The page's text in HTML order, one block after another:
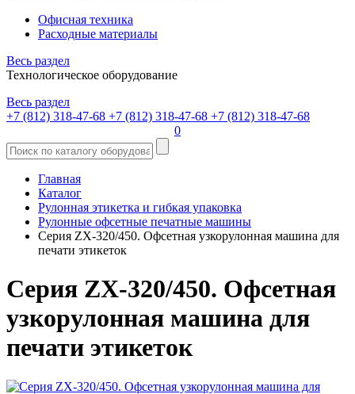
Офисная техника
Расходные материалы
Весь раздел
Технологическое оборудование
Весь раздел
+7 (812) 318-47-68 +7 (812) 318-47-68 +7 (812) 318-47-68
0
Главная
Каталог
Рулонная этикетка и гибкая упаковка
Рулонные офсетные печатные машины
Серия ZX-320/450. Офсетная узкорулонная машина для
печати этикеток
Серия ZX-320/450. Офсетная
узкорулонная машина для
печати этикеток